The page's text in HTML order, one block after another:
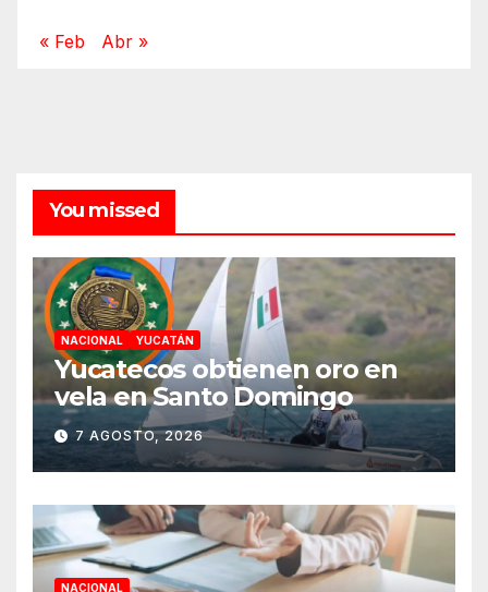
« Feb Abr »
You missed
NACIONAL YUCATÁN
Yucatecos obtienen oro en
vela en Santo Domingo
7 AGOSTO, 2026
NACIONAL